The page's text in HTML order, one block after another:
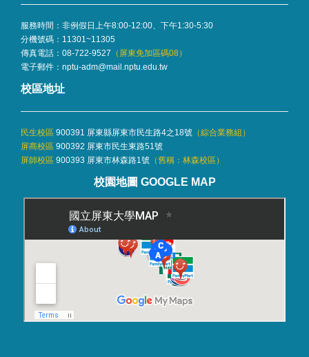
服務時間：非例假日上午8:00-12:00、下午1:30-5:30
分機號碼： 11301~11305
傳真電話：08-722-9527 （屏東免加區碼08）
電子郵件： nptu-adm@mail.nptu.edu.tw
校區地址
民生校區 900391 屏東縣屏東市民生路4之18號 （綜合業務組 ）
屏商校區 900392 屏東市民生東路51號
屏師校區 900393 屏東市林森路1號 （舊稱：林森校區）
校園地圖 GOOGLE MAP